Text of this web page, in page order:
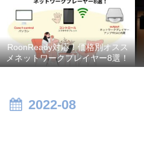
RoonReady対応！価格別オスス
メネットワークプレイヤー8選！
2022-08